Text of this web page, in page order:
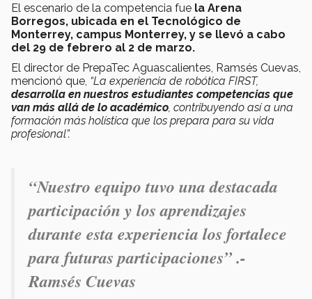
El escenario de la competencia fue la Arena
Borregos, ubicada en el Tecnológico de
Monterrey, campus Monterrey, y se llevó a cabo
del 29 de febrero al 2 de marzo.
El director de PrepaTec Aguascalientes, Ramsés Cuevas,
mencionó que, “La experiencia de robótica FIRST,
desarrolla en nuestros estudiantes competencias que
van más allá de lo académico , contribuyendo así a una
formación más holística que los prepara para su vida
profesional”.
“Nuestro equipo tuvo una destacada
participación y los aprendizajes
durante esta experiencia los fortalece
para futuras participaciones” .-
Ramsés Cuevas